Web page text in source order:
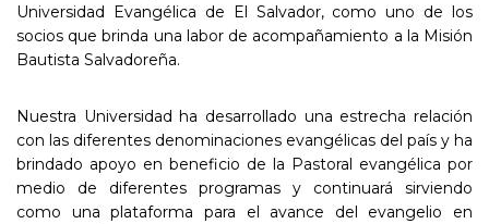
Universidad Evangélica de El Salvador, como uno de los
socios que brinda una labor de acompañamiento a la Misión
Bautista Salvadoreña.
Nuestra Universidad ha desarrollado una estrecha relación
con las diferentes denominaciones evangélicas del país y ha
brindado apoyo en beneficio de la Pastoral evangélica por
medio de diferentes programas y continuará sirviendo
como una plataforma para el avance del evangelio en